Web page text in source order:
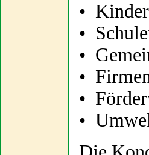
•
•
•
•
•
•